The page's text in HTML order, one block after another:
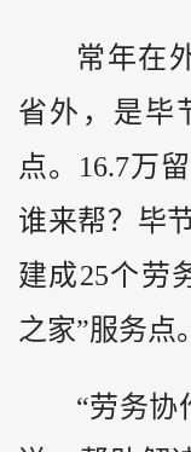
常年在
省外，是毕
点。16.7万
谁来帮？毕
建成25个劳
之家”服务点。
“劳务协